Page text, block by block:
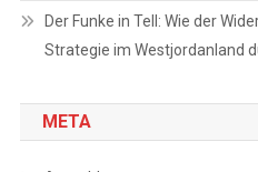
Der Funke in Tell: Wie der
Strategie im Westjordanland
META